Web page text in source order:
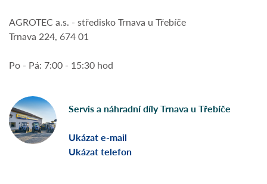
AGROTEC a.s. - středisko Trnava u Třebíče
Trnava 224, 674 01
Po - Pá: 7:00 - 15:30 hod
Servis a náhradní díly Trnava u Třebíče
Ukázat e-mail
Ukázat telefon